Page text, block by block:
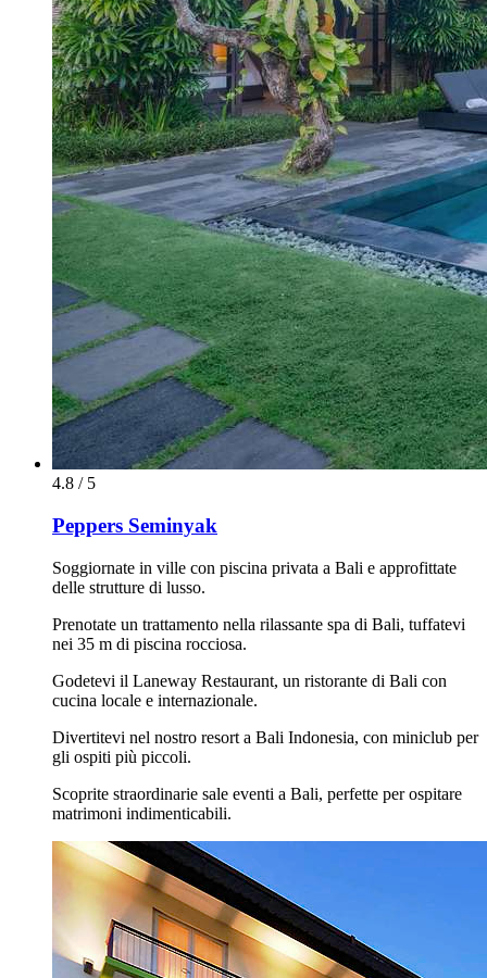
4.8 / 5
Peppers Seminyak
Soggiornate in ville con piscina privata a Bali e approfittate
delle strutture di lusso.
Prenotate un trattamento nella rilassante spa di Bali, tuffatevi
nei 35 m di piscina rocciosa.
Godetevi il Laneway Restaurant, un ristorante di Bali con
cucina locale e internazionale.
Divertitevi nel nostro resort a Bali Indonesia, con miniclub per
gli ospiti più piccoli.
Scoprite straordinarie sale eventi a Bali, perfette per ospitare
matrimoni indimenticabili.